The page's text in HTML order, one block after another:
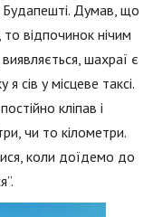
Думав, що
то відпочинок нічим
шахраї є
сів у місцеве таксі.
кліпав і
чи то кілометри.
коли доїдемо до